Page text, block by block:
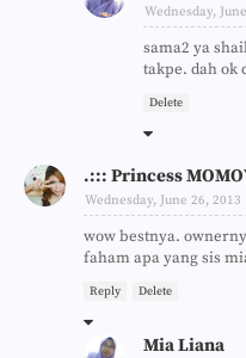
Wednesday,
sama2 ya
takpe. dah ok
Delete
.::: Princess
Wednesday, June 26, 2013
wow bestnya.
faham apa yang sis
Reply Delete
Mia Liana